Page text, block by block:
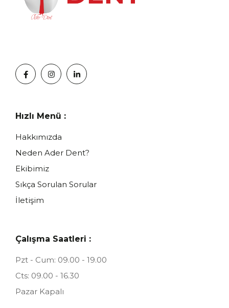
Hızlı Menü :
Hakkımızda
Neden Ader Dent?
Ekibimiz
Sıkça Sorulan Sorular
İletişim
Çalışma Saatleri :
Pzt - Cum: 09.00 - 19.00
Cts: 09.00 - 16.30
Pazar Kapalı